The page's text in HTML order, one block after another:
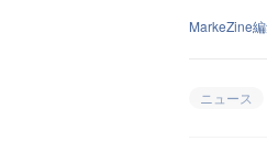
MarkeZine
ニュース